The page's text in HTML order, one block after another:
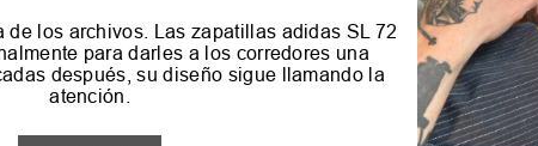
de los archivos. Las zapatillas adidas SL 72
para darles a los corredores una
después, su diseño sigue llamando la
atención.